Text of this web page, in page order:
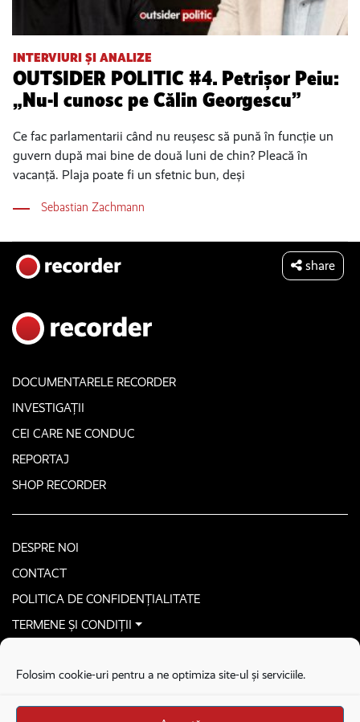
Folosim cookie-uri pentru a ne optimiza site-ul și serviciile.
INTERVIURI ȘI ANALIZE
OUTSIDER POLITIC #4. Petrișor Peiu:
„Nu-l cunosc pe Călin Georgescu”
Ce fac parlamentarii când nu reușesc să pună în funcție un
guvern după mai bine de două luni de chin? Pleacă în
vacanță. Plaja poate fi un sfetnic bun, deși
Sebastian Zachmann
share
DOCUMENTARELE RECORDER
INVESTIGAȚII
CEI CARE NE CONDUC
REPORTAJ
SHOP RECORDER
DESPRE NOI
CONTACT
POLITICA DE CONFIDENȚIALITATE
TERMENE ȘI CONDIȚII